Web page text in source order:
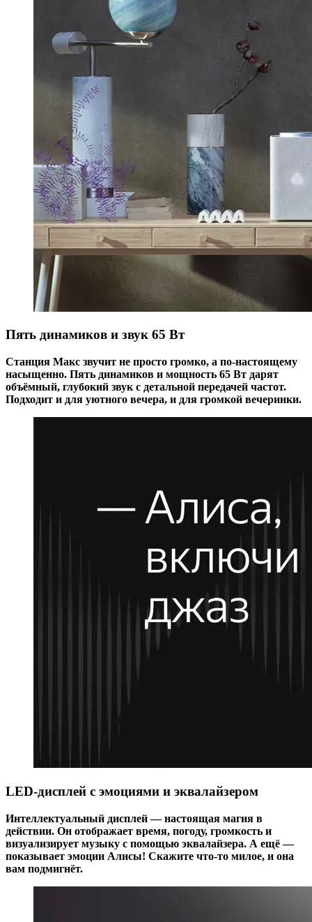
Пять динамиков и звук 65 Вт
Станция Макс звучит не просто громко, а по-настоящему
насыщенно. Пять динамиков и мощность 65 Вт дарят
объёмный, глубокий звук с детальной передачей частот.
Подходит и для уютного вечера, и для громкой вечеринки.
LED-дисплей с эмоциями и эквалайзером
Интеллектуальный дисплей — настоящая магия в
действии. Он отображает время, погоду, громкость и
визуализирует музыку с помощью эквалайзера. А ещё —
показывает эмоции Алисы! Скажите что-то милое, и она
вам подмигнёт.